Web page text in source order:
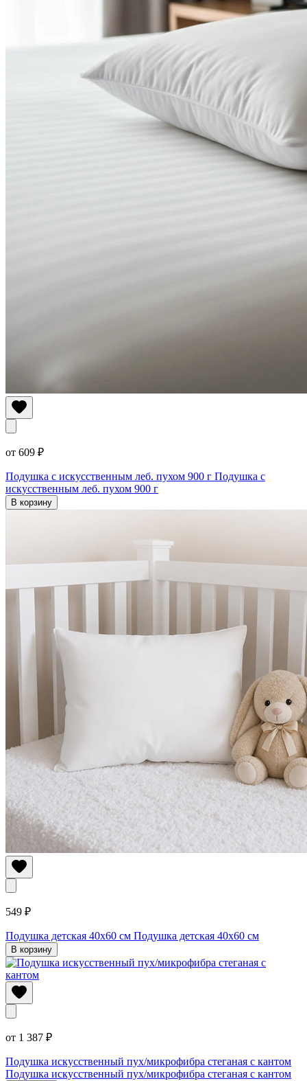
от 609 ₽
Подушка с искусственным леб. пухом 900 г Подушка с
искусственным леб. пухом 900 г
В корзину
549 ₽
Подушка детская 40х60 см Подушка детская 40х60 см
В корзину
от 1 387 ₽
Подушка искусственный пух/микрофибра стеганая с кантом
Подушка искусственный пух/микрофибра стеганая с кантом